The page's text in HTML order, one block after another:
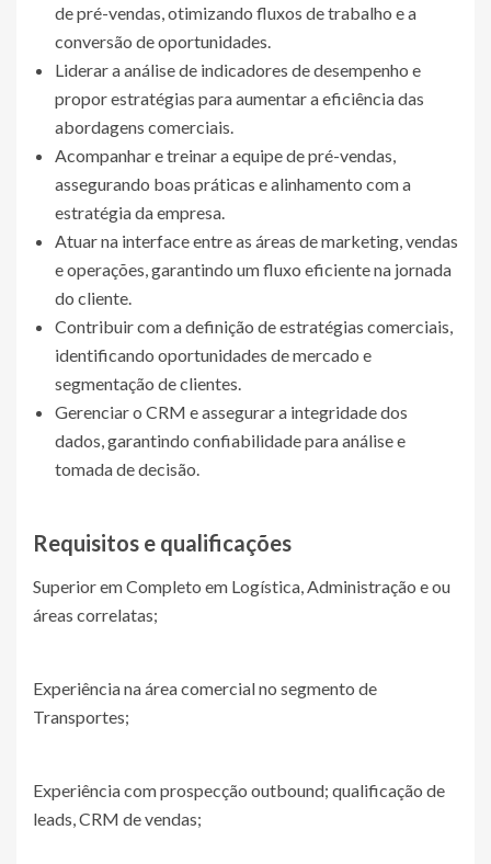
de pré-vendas, otimizando fluxos de trabalho e a
conversão de oportunidades.
Liderar a análise de indicadores de desempenho e
propor estratégias para aumentar a eficiência das
abordagens comerciais.
Acompanhar e treinar a equipe de pré-vendas,
assegurando boas práticas e alinhamento com a
estratégia da empresa.
Atuar na interface entre as áreas de marketing, vendas
e operações, garantindo um fluxo eficiente na jornada
do cliente.
Contribuir com a definição de estratégias comerciais,
identificando oportunidades de mercado e
segmentação de clientes.
Gerenciar o CRM e assegurar a integridade dos
dados, garantindo confiabilidade para análise e
tomada de decisão.
Requisitos e qualificações
Superior em Completo em Logística, Administração e ou
áreas correlatas;
Experiência na área comercial no segmento de
Transportes;
Experiência com prospecção outbound; qualificação de
leads, CRM de vendas;